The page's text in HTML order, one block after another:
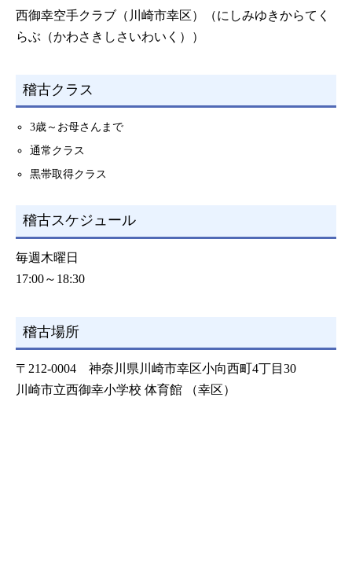
西御幸空手クラブ（川崎市幸区）（にしみゆきからてく
らぶ（かわさきしさいわいく））
稽古クラス
3歳～お母さんまで
通常クラス
黒帯取得クラス
稽古スケジュール
毎週木曜日
17:00～18:30
稽古場所
〒212-0004 神奈川県川崎市幸区小向西町4丁目30
川崎市立西御幸小学校 体育館 （幸区）